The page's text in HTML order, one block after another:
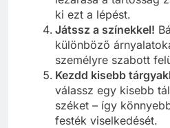
ki ezt a lépést.
Játssz a színekkel!
különböző
személyre szabott
Kezdd kisebb
válassz egy kisebb
széket – így
festék viselkedését.